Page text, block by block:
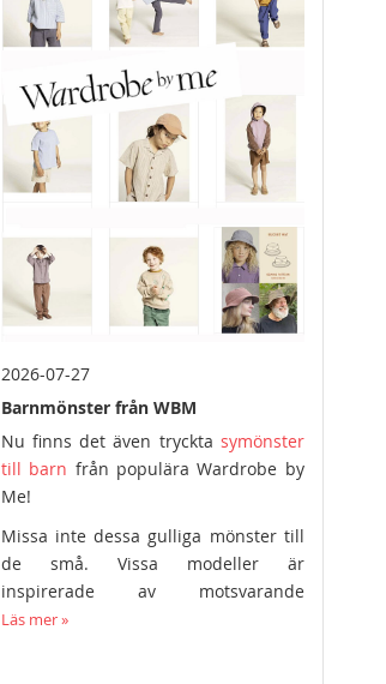
2026-07-27
Barnmönster från WBM
Nu finns det även tryckta symönster
till barn från populära Wardrobe by
Me!
Missa inte dessa gulliga mönster till
de små. Vissa modeller är
inspirerade av motsvarande
symönster i vuxenstorlek.
Läs mer »